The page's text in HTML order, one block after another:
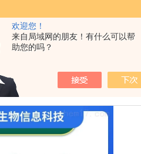
欢迎您！
来自局域网的朋友！有什么可以帮
助您的吗？
盒厂家供应
试剂盒